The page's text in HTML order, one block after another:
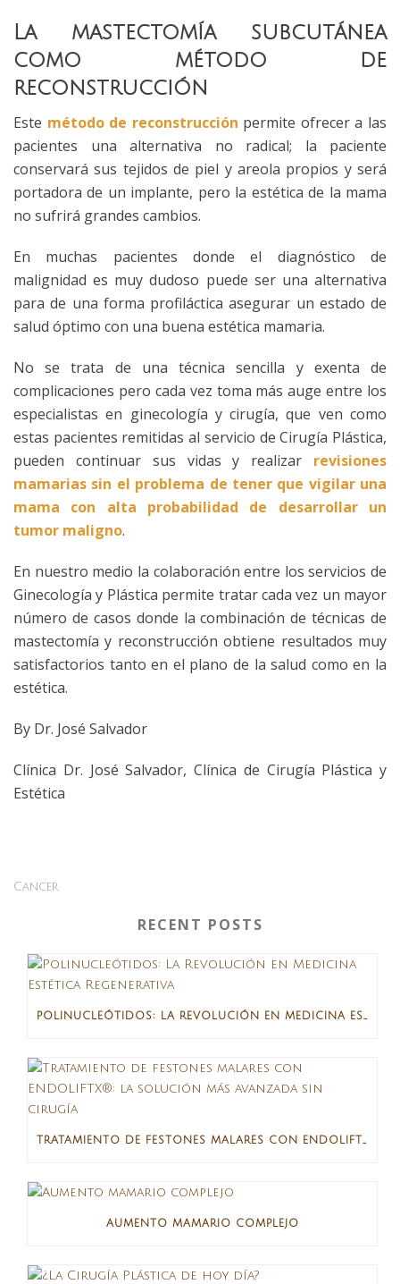
La mastectomía subcutánea
como método de
reconstrucción
Este método de reconstrucción permite ofrecer a las
pacientes una alternativa no radical; la paciente
conservará sus tejidos de piel y areola propios y será
portadora de un implante, pero la estética de la mama
no sufrirá grandes cambios.
En muchas pacientes donde el diagnóstico de
malignidad es muy dudoso puede ser una alternativa
para de una forma profiláctica asegurar un estado de
salud óptimo con una buena estética mamaria.
No se trata de una técnica sencilla y exenta de
complicaciones pero cada vez toma más auge entre los
especialistas en ginecología y cirugía, que ven como
estas pacientes remitidas al servicio de Cirugía Plástica,
pueden continuar sus vidas y realizar revisiones
mamarias sin el problema de tener que vigilar una
mama con alta probabilidad de desarrollar un
tumor maligno.
En nuestro medio la colaboración entre los servicios de
Ginecología y Plástica permite tratar cada vez un mayor
número de casos donde la combinación de técnicas de
mastectomía y reconstrucción obtiene resultados muy
satisfactorios tanto en el plano de la salud como en la
estética.
By Dr. José Salvador
Clínica Dr. José Salvador, Clínica de Cirugía Plástica y
Estética
Cancer
RECENT POSTS
POLINUCLEÓTIDOS: LA REVOLUCIÓN EN MEDICINA ESTÉTICA REGENERATIVA
TRATAMIENTO DE FESTONES MALARES CON ENDOLIFTX®: LA SOLUCIÓN MÁS AVANZADA SIN CIRUGÍA
AUMENTO MAMARIO COMPLEJO